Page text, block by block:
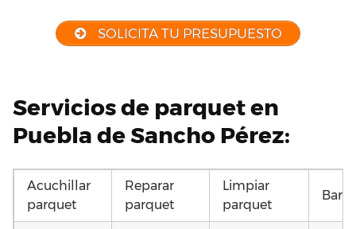
SOLICITA TU PRESUPUESTO
Servicios de parquet en
Puebla de Sancho Pérez:
Acuchillar
parquet
Reparar
parquet
Limpiar
parquet